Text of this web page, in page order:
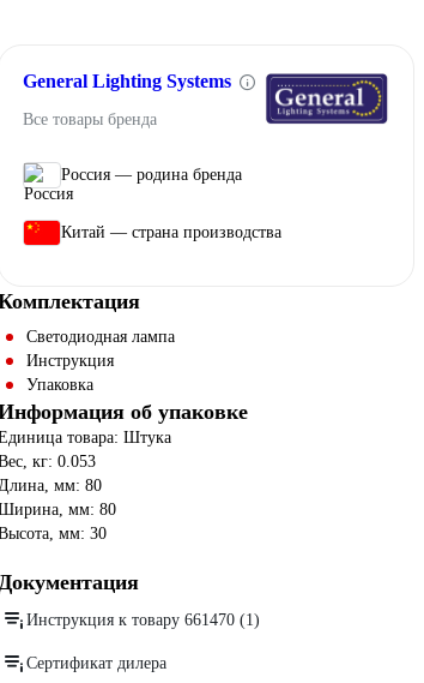
General Lighting Systems
Все товары бренда
Россия — родина бренда
Китай — страна производства
Светодиодная лампа
Инструкция
Упаковка
об упаковке
товара: Штука
кг: 0.053
мм: 80
мм: 80
мм: 30
Инструкция к товару 661470 (1)
Сертификат дилера